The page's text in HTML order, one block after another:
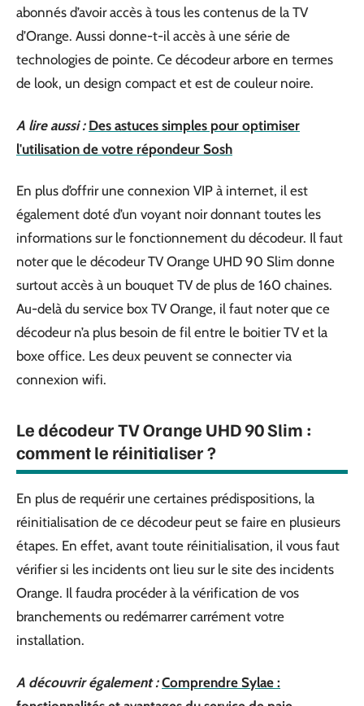
abonnés d’avoir accès à tous les contenus de la TV
d’Orange. Aussi donne-t-il accès à une série de
technologies de pointe. Ce décodeur arbore en termes
de look, un design compact et est de couleur noire.
A lire aussi : Des astuces simples pour optimiser
l'utilisation de votre répondeur Sosh
En plus d’offrir une connexion VIP à internet, il est
également doté d’un voyant noir donnant toutes les
informations sur le fonctionnement du décodeur. Il faut
noter que le décodeur TV Orange UHD 90 Slim donne
surtout accès à un bouquet TV de plus de 160 chaines.
Au-delà du service box TV Orange, il faut noter que ce
décodeur n’a plus besoin de fil entre le boitier TV et la
boxe office. Les deux peuvent se connecter via
connexion wifi.
Le décodeur TV Orange UHD 90 Slim :
comment le réinitialiser ?
En plus de requérir une certaines prédispositions, la
réinitialisation de ce décodeur peut se faire en plusieurs
étapes. En effet, avant toute réinitialisation, il vous faut
vérifier si les incidents ont lieu sur le site des incidents
Orange. Il faudra procéder à la vérification de vos
branchements ou redémarrer carrément votre
installation.
A découvrir également : Comprendre Sylae :